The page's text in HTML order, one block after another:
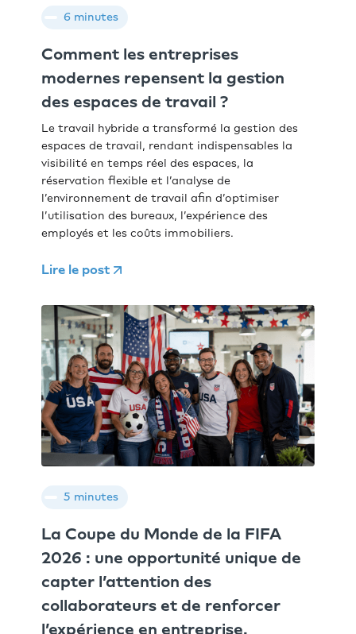
6 minutes
Comment les entreprises
modernes repensent la gestion
des espaces de travail ?
Le travail hybride a transformé la gestion des
espaces de travail, rendant indispensables la
visibilité en temps réel des espaces, la
réservation flexible et l’analyse de
l’environnement de travail afin d’optimiser
l’utilisation des bureaux, l’expérience des
employés et les coûts immobiliers.
Lire le post
5 minutes
La Coupe du Monde de la FIFA
2026 : une opportunité unique de
capter l’attention des
collaborateurs et de renforcer
l’expérience en entreprise.